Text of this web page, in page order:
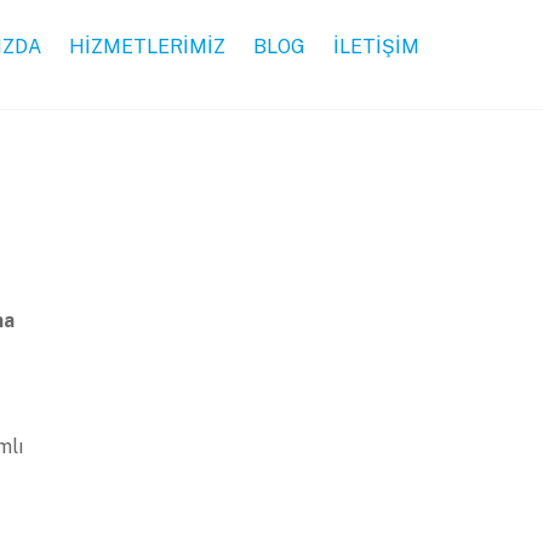
HİZMETLERİMİZ BLOG İLETİŞİM